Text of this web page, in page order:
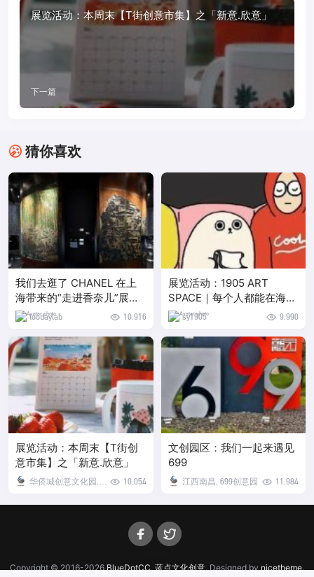
展览活动：本周末【T街创意市集】之「新意.欣意」
下一篇
猜你喜欢
我们去逛了 CHANEL 在上
海带来的“走进香奈儿”展，
这不只是一场适合拍照的“网
toodaylab 10,916
展览活动：1905 ART
SPACE｜每个人都能在海豹
的故事里看到自己
sy1905 9,990
展览活动：本周末【T街创
意市集】之「新意.欣意」
华侨城创意文化园,
10,054
文创园区：我们一起来遇见
699
江西南昌, 699创意园 11,984
Copyright © 2016-2026BlueDotCC, 蓝点文化创意. Designed bynicetheme.